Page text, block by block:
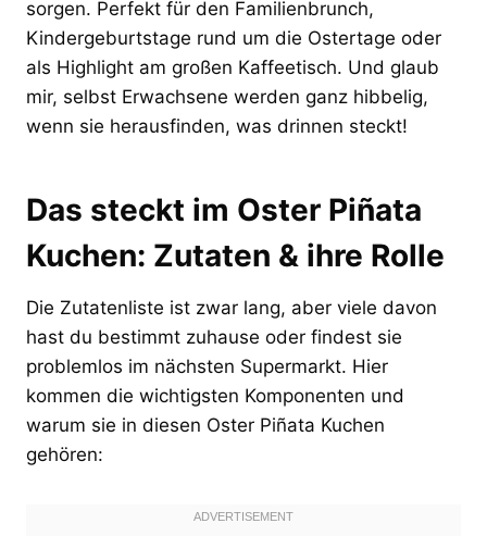
sorgen. Perfekt für den Familienbrunch,
Kindergeburtstage rund um die Ostertage oder
als Highlight am großen Kaffeetisch. Und glaub
mir, selbst Erwachsene werden ganz hibbelig,
wenn sie herausfinden, was drinnen steckt!
Das steckt im Oster Piñata
Kuchen: Zutaten & ihre Rolle
Die Zutatenliste ist zwar lang, aber viele davon
hast du bestimmt zuhause oder findest sie
problemlos im nächsten Supermarkt. Hier
kommen die wichtigsten Komponenten und
warum sie in diesen Oster Piñata Kuchen
gehören: